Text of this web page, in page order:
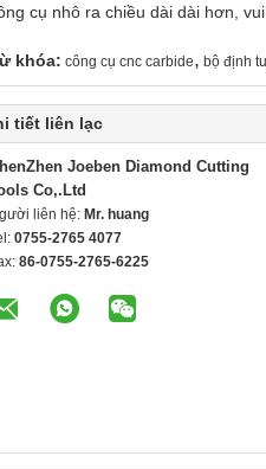
cụ nhô ra chiều dài dài hơn,
khóa: công cụ cnc carbide, bộ định
tiết liên lạc
Joeben Diamond Cutting
Co,.Ltd
liên hệ: Mr. huang
0755-2765 4077
86-0755-2765-6225